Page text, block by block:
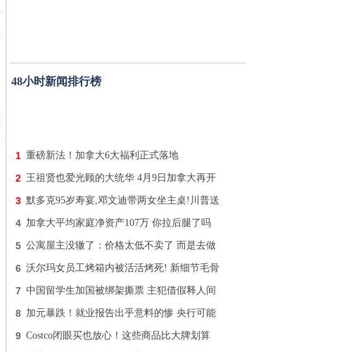
48小时新闻排行榜
1 重磅新法！加拿大6大福利正式落地
2 王祖贤也爱光顾的大统华 4月9日加拿大再开
3 默多克95岁寿宴,邓文迪带两女坐主桌!川普送
4 加拿大平均家庭净资产107万 你拉后腿了吗
5 公寓屋主没辙了：价格太低不卖了 而是去做
6 沃尔玛女员工烤箱内被活活烤死! 新细节毛骨
7 中国留学生加国被绑架撕票 主犯借假释人间
8 加元暴跌！就业报告出乎意料的惨 央行可能
9 Costco闭眼买也放心！这些商品比大牌划算